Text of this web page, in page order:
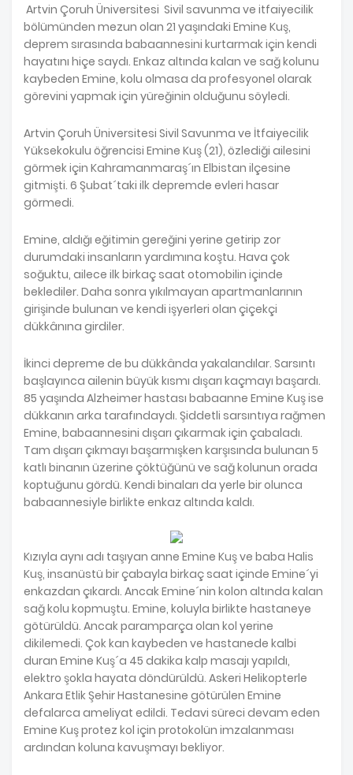
Artvin Çoruh Üniversitesi Sivil savunma ve itfaiyecilik
bölümünden mezun olan 21 yaşındaki Emine Kuş,
deprem sırasında babaannesini kurtarmak için kendi
hayatını hiçe saydı. Enkaz altında kalan ve sağ kolunu
kaybeden Emine, kolu olmasa da profesyonel olarak
görevini yapmak için yüreğinin olduğunu söyledi.
Artvin Çoruh Üniversitesi Sivil Savunma ve İtfaiyecilik
Yüksekokulu öğrencisi Emine Kuş (21), özlediği ailesini
görmek için Kahramanmaraş´ın Elbistan ilçesine
gitmişti. 6 Şubat´taki ilk depremde evleri hasar
görmedi.
Emine, aldığı eğitimin gereğini yerine getirip zor
durumdaki insanların yardımına koştu. Hava çok
soğuktu, ailece ilk birkaç saat otomobilin içinde
beklediler. Daha sonra yıkılmayan apartmanlarının
girişinde bulunan ve kendi işyerleri olan çiçekçi
dükkânına girdiler.
İkinci depreme de bu dükkânda yakalandılar. Sarsıntı
başlayınca ailenin büyük kısmı dışarı kaçmayı başardı.
85 yaşında Alzheimer hastası babaanne Emine Kuş ise
dükkanın arka tarafındaydı. Şiddetli sarsıntıya rağmen
Emine, babaannesini dışarı çıkarmak için çabaladı.
Tam dışarı çıkmayı başarmışken karşısında bulunan 5
katlı binanın üzerine çöktüğünü ve sağ kolunun orada
koptuğunu gördü. Kendi binaları da yerle bir olunca
babaannesiyle birlikte enkaz altında kaldı.
Kızıyla aynı adı taşıyan anne Emine Kuş ve baba Halis
Kuş, insanüstü bir çabayla birkaç saat içinde Emine´yi
enkazdan çıkardı. Ancak Emine´nin kolon altında kalan
sağ kolu kopmuştu. Emine, koluyla birlikte hastaneye
götürüldü. Ancak paramparça olan kol yerine
dikilemedi. Çok kan kaybeden ve hastanede kalbi
duran Emine Kuş´a 45 dakika kalp masajı yapıldı,
elektro şokla hayata döndürüldü. Askeri Helikopterle
Ankara Etlik Şehir Hastanesine götürülen Emine
defalarca ameliyat edildi. Tedavi süreci devam eden
Emine Kuş protez kol için protokolün imzalanması
ardından koluna kavuşmayı bekliyor.